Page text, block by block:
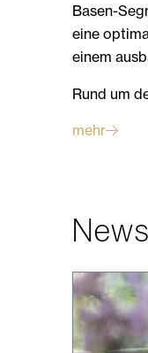
Basen-
eine
einem
Rund um
mehr